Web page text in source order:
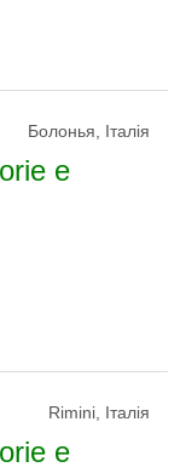
Болонья, Італія
e
Rimini, Італія
e